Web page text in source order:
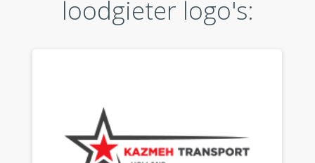
loodgieter logo's: